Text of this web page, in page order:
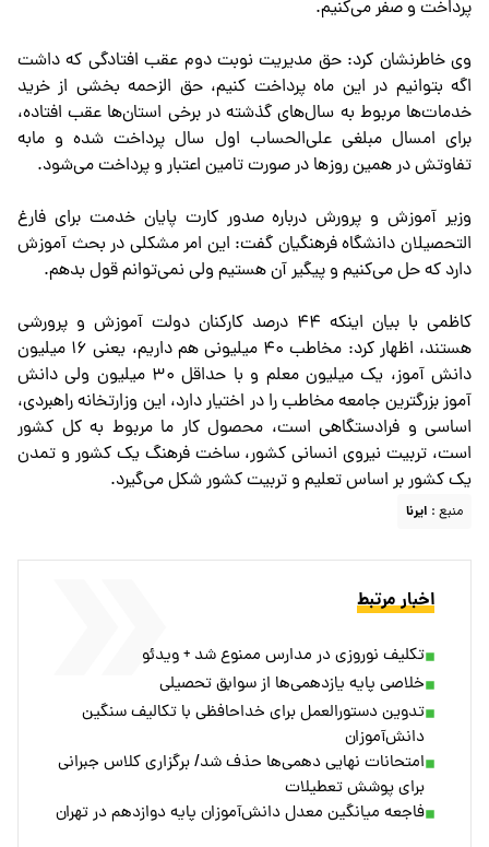
پرداخت و صفر می‌کنیم.
وی خاطرنشان کرد: حق مدیریت نوبت دوم عقب افتادگی که داشت
اگه بتوانیم در این ماه پرداخت کنیم، حق الزحمه بخشی از خرید
خدمات‌ها مربوط به سال‌های گذشته‌ در برخی استان‌ها عقب افتاده،
برای امسال مبلغی علی‌الحساب اول سال پرداخت شده و مابه
تفاوتش در همین روزها در صورت تامین اعتبار و پرداخت می‌شود.
وزیر آموزش و پرورش درباره صدور کارت پایان خدمت برای فارغ
التحصیلان دانشگاه فرهنگیان گفت: این امر مشکلی در بحث آموزش
دارد که حل می‌کنیم و پیگیر آن هستیم ولی نمی‌توانم قول بدهم.
کاظمی با بیان اینکه ۴۴ درصد کارکنان دولت آموزش و پرورشی
هستند، اظهار کرد: مخاطب ۴۰ میلیونی هم داریم، یعنی ۱۶ میلیون
دانش آموز، یک میلیون معلم و با حداقل ۳۰ میلیون ولی دانش
آموز بزرگترین جامعه مخاطب را در اختیار دارد، این وزارتخانه راهبردی،
اساسی و فرادستگاهی است، محصول کار ما مربوط به کل کشور
است، تربیت نیروی انسانی کشور، ساخت فرهنگ یک کشور و تمدن
یک کشور بر اساس تعلیم و تربیت کشور شکل می‌گیرد.
منبع : ایرنا
اخبار مرتبط
تکلیف نوروزی در مدارس ممنوع شد + ویدئو
خلاصی پایه یازدهمی‌ها از سوابق تحصیلی
تدوین دستورالعمل برای خداحافظی با تکالیف سنگین
دانش‌آموزان
امتحانات نهایی دهمی‌ها حذف شد/ برگزاری کلاس جبرانی
برای پوشش تعطیلات
فاجعه‌ میانگین معدل دانش‌آموزان پایه دوازدهم در تهران